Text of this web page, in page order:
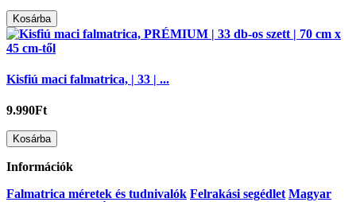
Kosárba
Kisfiú maci falmatrica, | 33 | ...
9.990Ft
Kosárba
Információk
Falmatrica méretek és tudnivalók Felrakási segédlet Magyar